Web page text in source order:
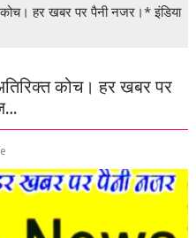
कोच। हर खबर पर पैनी नजर।* इंडिया
कोच। हर खबर पर